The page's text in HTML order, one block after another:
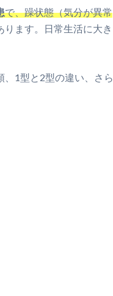
で、躁状態（気分が異常
ります。日常生活に大き
1型と2型の違い、さら